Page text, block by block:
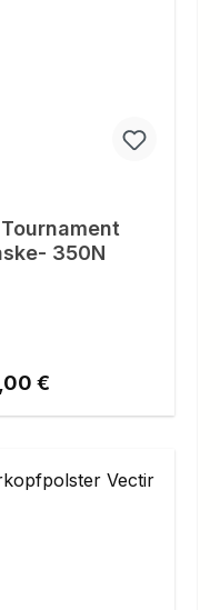
Tournament
350N
Preis:
€